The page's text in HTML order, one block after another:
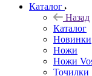
Каталог
Назад
Каталог
Новинки
Ножи
Ножи
Точилки